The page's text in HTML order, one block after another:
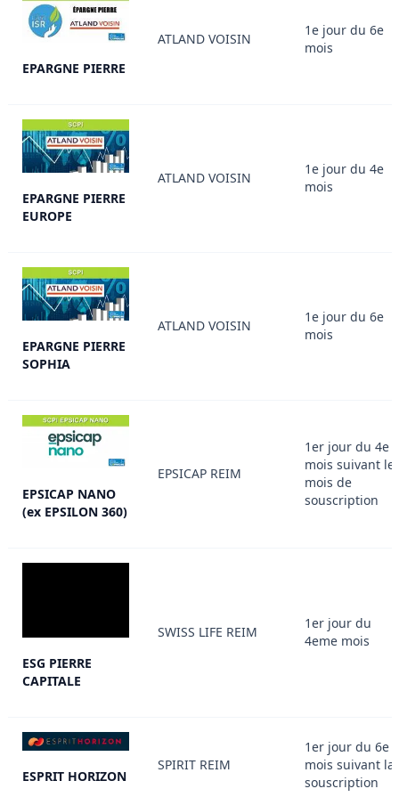
EPARGNE PIERRE
ATLAND VOISIN
1e jour du 6e
mois
EPARGNE PIERRE
EUROPE
ATLAND VOISIN
1e jour du 4e
mois
EPARGNE PIERRE
SOPHIA
ATLAND VOISIN
1e jour du 6e
mois
EPSICAP NANO
(ex EPSILON 360)
EPSICAP REIM
1er jour du 4e
mois suivant le
mois de
souscription
ESG PIERRE
CAPITALE
SWISS LIFE REIM
1er jour du
4eme mois
ESPRIT HORIZON
SPIRIT REIM
1er jour du 6e
mois suivant la
souscription